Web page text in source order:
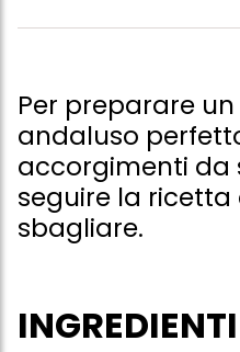
Per preparare
andaluso
accorgimenti da
seguire la
sbagliare.
INGREDIENTI